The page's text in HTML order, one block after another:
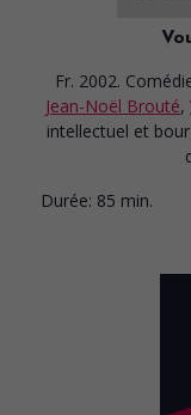
Fr. 2002.
Jean-Noël Brouté,
intellectuel et
Durée: 85 min.